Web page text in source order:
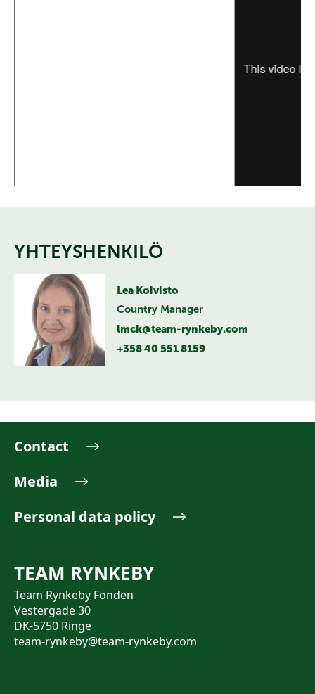
YHTEYSHENKILÖ
Lea Koivisto
Country Manager
lmck@team-rynkeby.com
+358 40 551 8159
Contact
Media
Personal data policy
TEAM RYNKEBY
Team Rynkeby Fonden
Vestergade 30
DK-5750 Ringe
team-rynkeby@team-rynkeby.com